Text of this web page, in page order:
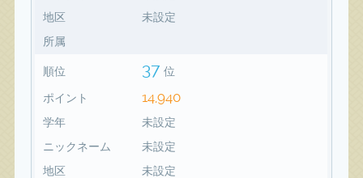
地区
未設定
所属
順位 37 位
ポイント 14,940
学年
未設定
ニックネーム
未設定
地区
未設定